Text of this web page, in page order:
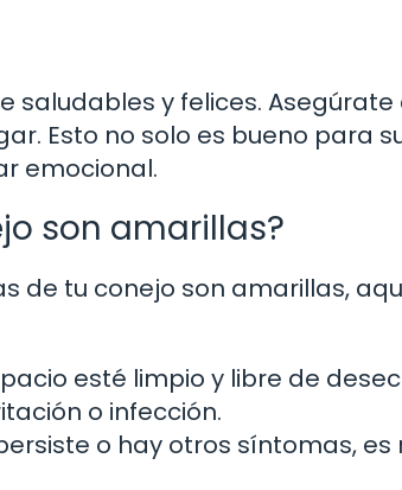
saludables y felices. Asegúrate
Esto no solo es bueno para
emocional.
son amarillas?
de tu conejo son amarillas,
esté limpio y libre de
o infección.
o hay otros síntomas, es